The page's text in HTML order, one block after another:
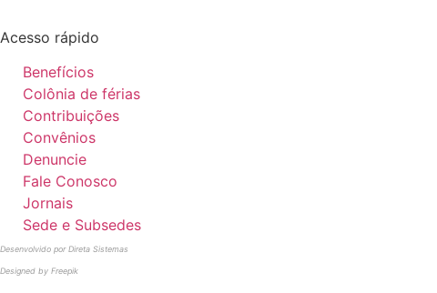
Acesso rápido
Benefícios
Colônia de férias
Contribuições
Convênios
Denuncie
Fale Conosco
Jornais
Sede e Subsedes
Desenvolvido por Direta Sistemas
Designed by Freepik